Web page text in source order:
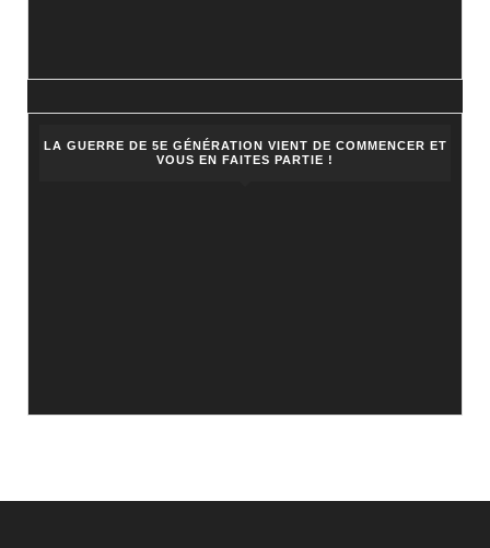
LA GUERRE DE 5E GÉNÉRATION VIENT DE COMMENCER ET
VOUS EN FAITES PARTIE !